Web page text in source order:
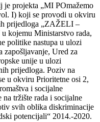
je projekta „MI POmažemo
I) koji se provodi u okviru
prijedloga „ZAŽELI –
kojemu Ministarstvo rada,
politike nastupa u ulozi
zapošljavanje, Ured za
unije u ulozi
prijedloga. Poziv na
u okviru Prioritetne osi 2,
i socijalne
tržište rada i socijalne
svih oblika diskriminacije
potencijali“ 2014.-2020.